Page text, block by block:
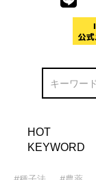
HOT
KEYWORD